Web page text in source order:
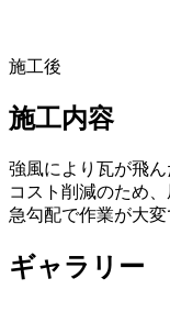
施工後
施工内容
強風により瓦が飛ん
コスト削減のため
急勾配で作業が大変
ギャラリー